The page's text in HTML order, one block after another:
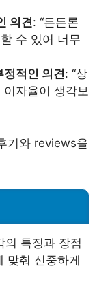
의견: “든든론
수 있어 너무
적인 의견: “상
자율이 생각보
기와 reviews을
의 특징과 장점
맞춰 신중하게